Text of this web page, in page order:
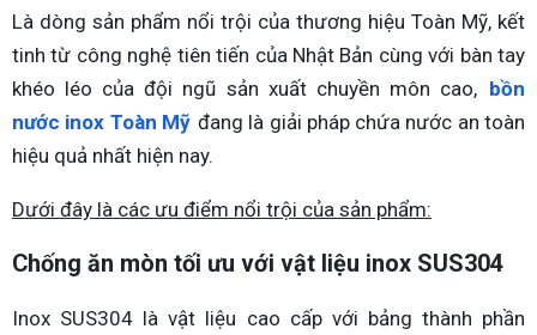
Là dòng sản phẩm nổi trội của thương hiệu Toàn Mỹ, kết
tinh từ công nghệ tiên tiến của Nhật Bản cùng với bàn tay
khéo léo của đội ngũ sản xuất chuyền môn cao, bồn
nước inox Toàn Mỹ đang là giải pháp chứa nước an toàn
hiệu quả nhất hiện nay.
Dưới đây là các ưu điểm nổi trội của sản phẩm:
Chống ăn mòn tối ưu với vật liệu inox SUS304
Inox SUS304 là vật liệu cao cấp với bảng thành phần